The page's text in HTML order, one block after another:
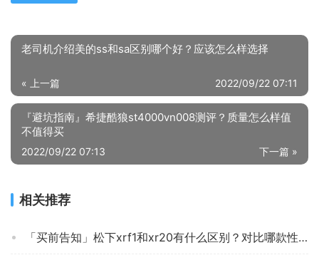
老司机介绍美的ss和sa区别哪个好？应该怎么样选择
« 上一篇 2022/09/22 07:11
『避坑指南』希捷酷狼st4000vn008测评？质量怎么样值
不值得买
下一篇 »
2022/09/22 07:13
相关推荐
「买前告知」松下xrf1和xr20有什么区别？对比哪款性价比更高